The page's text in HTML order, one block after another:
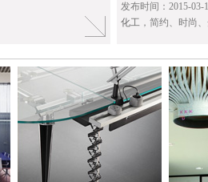
发布时间：2015-03-
化工 ，简约、时尚